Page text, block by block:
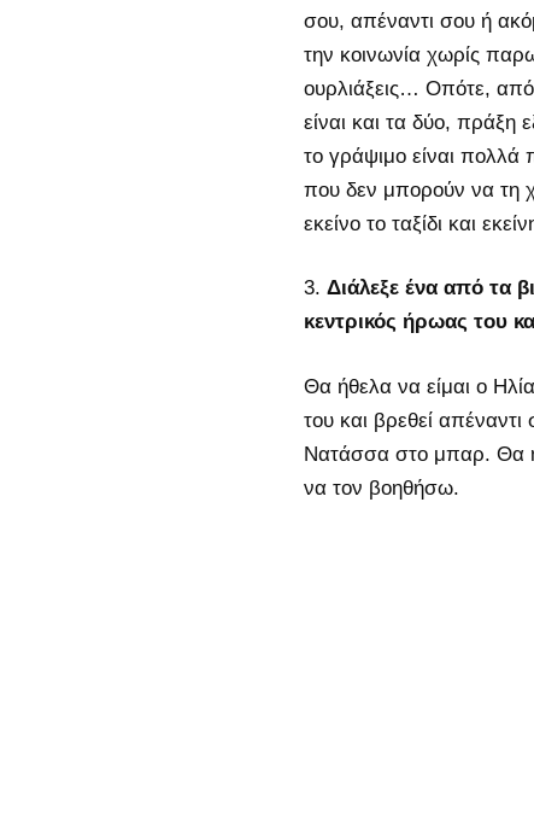
σου, απέναντι σου ή
την κοινωνία χωρίς
ουρλιάξεις… Οπότε,
είναι και τα δύο, πράξη
το γράψιμο είναι
που δεν μπορούν να τη
εκείνο το ταξίδι και
Διάλεξε ένα από τα
κεντρικός ήρωας του
Θα ήθελα να είμαι ο
του και βρεθεί απέναντι
Νατάσσα στο μπαρ. Θα
να τον βοηθήσω.